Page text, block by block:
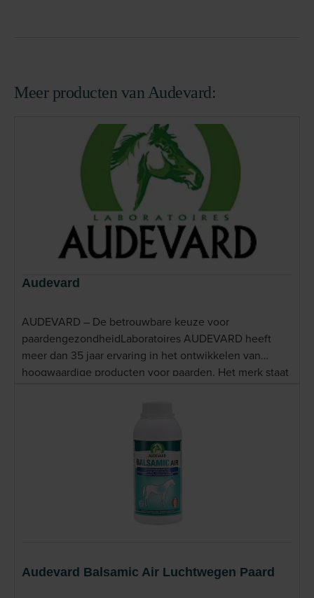
Meer producten van Audevard:
Audevard
AUDEVARD – De betrouwbare keuze voor
paardengezondheidLaboratoires AUDEVARD heeft
meer dan 35 jaar ervaring in het ontwikkelen van
hoogwaardige producten voor paarden. Het merk staat
wereldwijd, en hun producten worden in meer dan 30
landen gebruikt, zowel door alledaagse
paardenliefhebbers als topatleten in de paardensport.
Audevard Balsamic Air Luchtwegen Paard